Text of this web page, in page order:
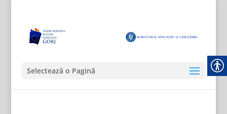
Selectează o Pagină